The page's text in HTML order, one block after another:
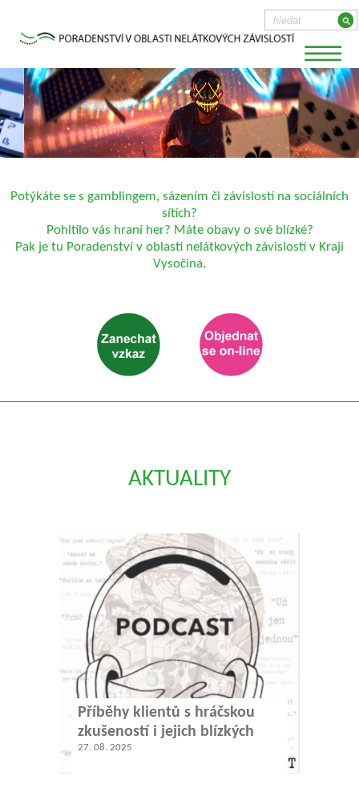
Potýkáte se s gamblingem, sázením či závislostí na sociálních
sítích?
Pohltilo vás hraní her? Máte obavy o své blízké?
Pak je tu Poradenství v oblasti nelátkových závislostí v Kraji
Vysočina.
AKTUALITY
Příběhy klientů s hráčskou
zkušeností i jejich blízkých
27. 08. 2025